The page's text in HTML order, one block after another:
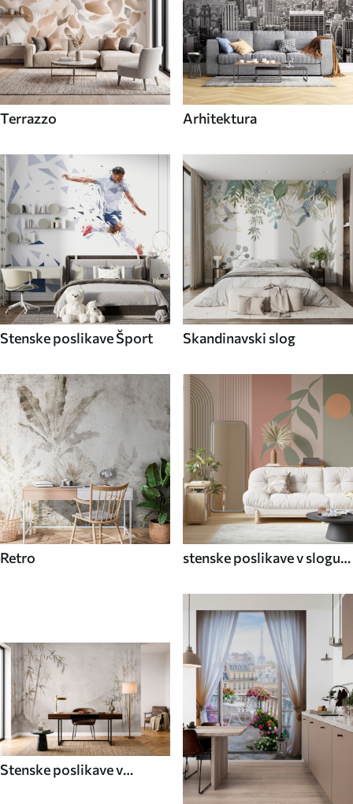
Terrazzo Arhitektura
Stenske poslikave Šport Skandinavski slog
Retro
stenske poslikave v slogu
Stenske poslikave v